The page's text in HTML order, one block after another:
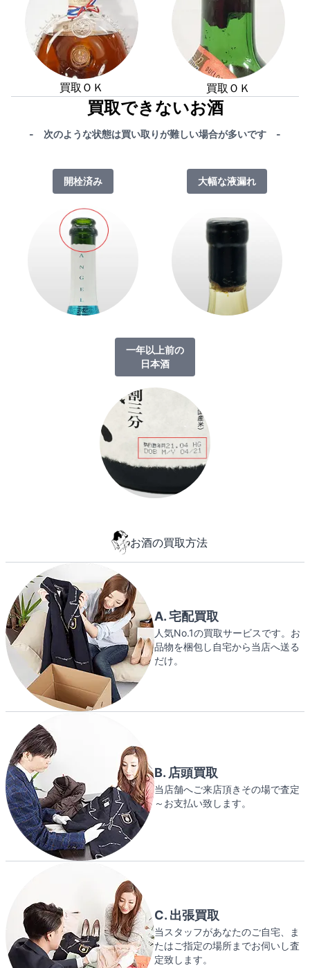
買取ＯＫ 買取ＯＫ
買取できないお酒
- 次のような状態は買い取りが難しい場合が多いです -
開栓済み 大幅な液漏れ
一年以上前の
日本酒
お酒の買取方法
A. 宅配買取
人気No.1の買取サービスです。お
品物を梱包し自宅から当店へ送る
だけ。
B. 店頭買取
当店舗へご来店頂きその場で査定
～お支払い致します。
C. 出張買取
当スタッフがあなたのご自宅、ま
たはご指定の場所までお伺いし査
定致します。